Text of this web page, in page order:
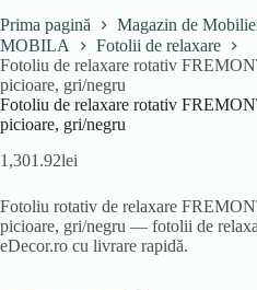
Prima pagină
Magazin de
MOBILA
Fotolii de relaxare
Fotoliu de relaxare rotativ
picioare, gri/negru
Fotoliu de relaxare rotativ
picioare, gri/negru
1,301.92lei
Fotoliu rotativ de relaxare
picioare, gri/negru — fotolii de
eDecor.ro cu livrare rapidă.